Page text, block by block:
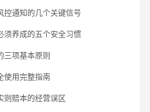
控通知的几个关键信号
须养成的五个安全习惯
三项基本原则
使用完整指南
则赔本的经营误区